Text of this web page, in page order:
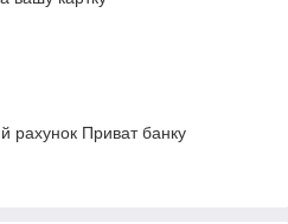
рахунок Приват банку